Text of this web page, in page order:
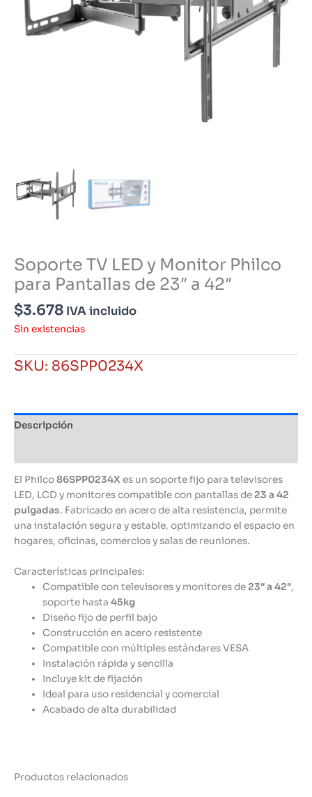
Soporte TV LED y Monitor Philco
para Pantallas de 23″ a 42″
$3.678 IVA incluido
Sin existencias
SKU: 86SPP0234X
Descripción
El Philco86SPP0234Xes un soporte fijo para televisores
LED, LCD y monitores compatible con pantallas de 23 a 42
pulgadas. Fabricado en acero de alta resistencia, permite
una instalación segura y estable, optimizando el espacio en
hogares, oficinas, comercios y salas de reuniones.
Características principales:
Compatible con televisores y monitores de 23″ a 42″,
soporte hasta45kg
Diseño fijo de perfil bajo
Construcción en acero resistente
Compatible con múltiples estándares VESA
Instalación rápida y sencilla
Incluye kit de fijación
Ideal para uso residencial y comercial
Acabado de alta durabilidad
Productos relacionados